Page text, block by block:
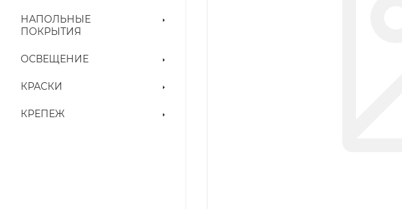
НАПОЛЬНЫЕ
ПОКРЫТИЯ
ОСВЕЩЕНИЕ
КРАСКИ
КРЕПЕЖ